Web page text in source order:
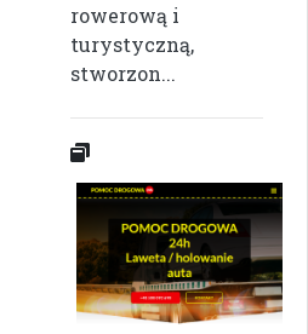
rowerową i
turystyczną,
stworzon...